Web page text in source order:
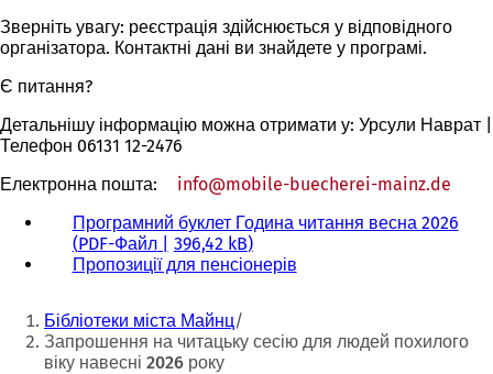
Зверніть увагу: реєстрація здійснюється у відповідного
організатора. Контактні дані ви знайдете у програмі.
Є питання?
Детальнішу інформацію можна отримати у: Урсули Наврат |
Телефон 06131 12-2476
Електронна пошта:
info mobile-buecherei-mainz de
Програмний буклет Година читання весна 2026
PDF-Файл
396,42 kB
Пропозиції для пенсіонерів
Ти
тут:
Бібліотеки міста Майнц
Запрошення на читацьку сесію для людей похилого
віку навесні 2026 року